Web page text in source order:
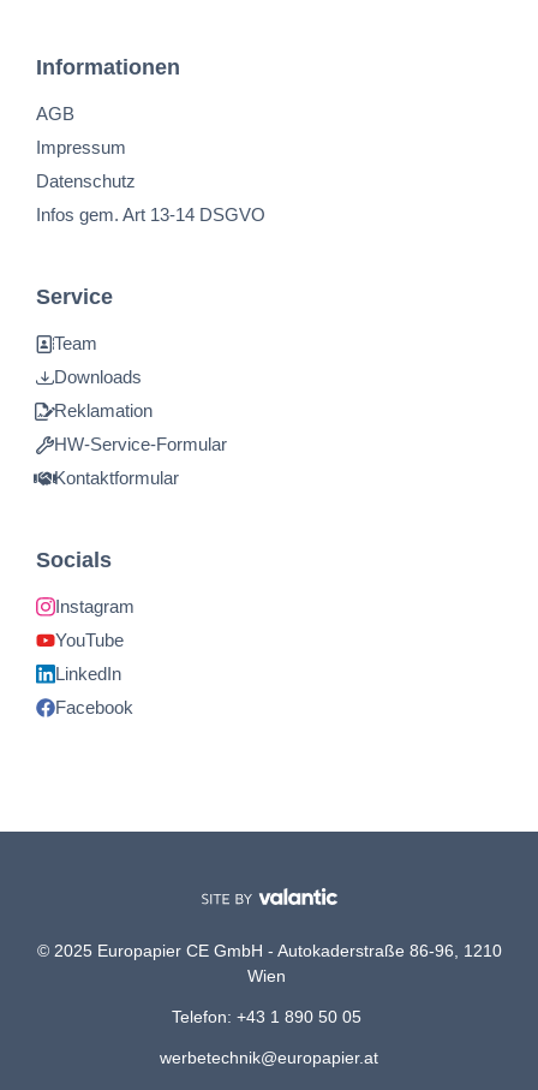
Informationen
AGB
Impressum
Datenschutz
Infos gem. Art 13-14 DSGVO
Service
Team
Downloads
Reklamation
HW-Service-Formular
Kontaktformular
Socials
Instagram
YouTube
LinkedIn
Facebook
© 2025 Europapier CE GmbH - Autokaderstraße 86-96, 1210
Wien
Telefon: +43 1 890 50 05
werbetechnik@europapier.at